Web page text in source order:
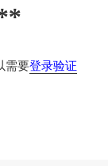
需要登录验证